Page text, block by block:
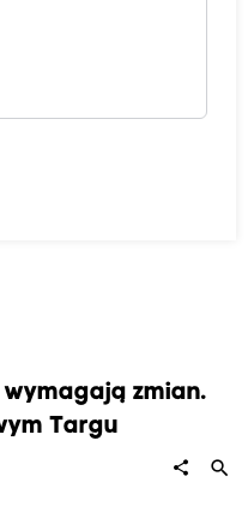
zmian.
Targu
share search